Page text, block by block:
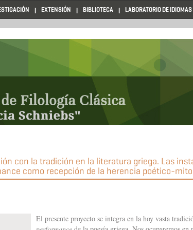
EXTENSIÓN BIBLIOTECA LABORATORIO DE IDIOMAS
con la tradición en la literatura griega. Las
como recepción de la herencia poético-
El presente proyecto se integra en la hoy vasta